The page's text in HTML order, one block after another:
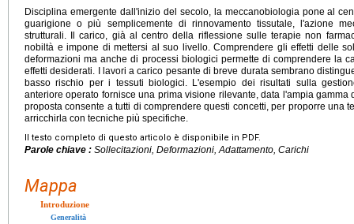
Disciplina emergente dall'inizio del secolo, la meccanobiologia pone al
guarigione o più semplicemente di rinnovamento tissutale, l'azione
strutturali. Il carico, già al centro della riflessione sulle terapie non
nobiltà e impone di mettersi al suo livello. Comprendere gli effetti delle
deformazioni ma anche di processi biologici permette di comprendere la
effetti desiderati. I lavori a carico pesante di breve durata sembrano
basso rischio per i tessuti biologici. L'esempio dei risultati sulla
anteriore operato fornisce una prima visione rilevante, data l'ampia gamma
proposta consente a tutti di comprendere questi concetti, per proporre una
arricchirla con tecniche più specifiche.
Il testo completo di questo articolo è disponibile in PDF.
Parole chiave : Sollecitazioni, Deformazioni, Adattamento, Carichi
Mappa
Introduzione
Generalità